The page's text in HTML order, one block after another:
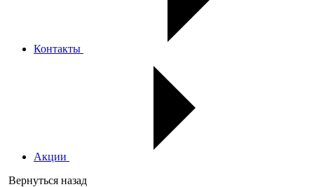
Контакты
Акции
Вернуться назад